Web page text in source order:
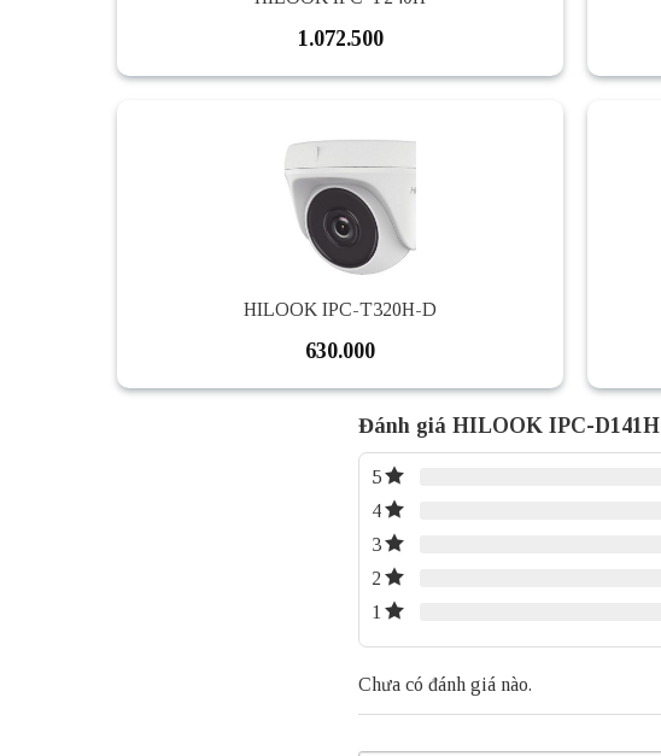
1.072.500
HILOOK IPC-T320H-D
630.000
Đánh giá HILOOK IPC-D141H
5
4
3
2
1
Chưa có đánh giá nào.